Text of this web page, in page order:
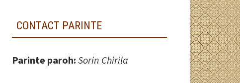
CONTACT PARINTE
Parinte paroh: Sorin Chirila